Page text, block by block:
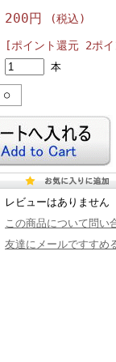
200円 (税込)
[ポイント還元 2ポ
本
○
レビューはありません
この商品について問い
友達にメールですすめ